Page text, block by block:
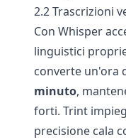
2.2 Trascrizioni
Con Whisper
linguistici
converte un'ora
minuto,
forti. Trint
precisione cala